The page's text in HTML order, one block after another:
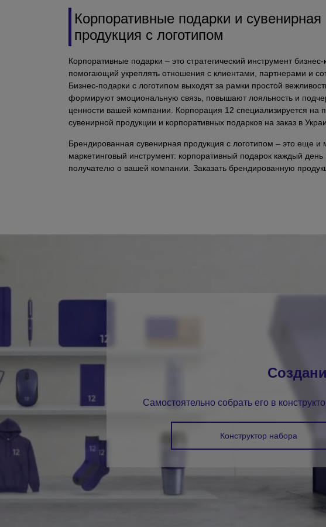
Корпоративные подарки и сувенирная
продукция с логотипом
Корпоративные подарки – это стратегический инструмент
помогающий укреплять отношения с клиентами, партнерами и
Бизнес-подарки с логотипом выходят за рамки простой
формируют эмоциональную связь, повышают лояльность и
ценности вашей компании. Корпорация 12 специализируется на
сувенирной продукции и корпоративных подарков на заказ в
Брендированная сувенирная продукция с логотипом – это еще
маркетинговый инструмент: корпоративный подарок каждый
получателю о вашей компании. Заказать брендированную
выделяет вас среди конкурентов.
Положительный корпоративный имидж
брендированных подарков каждый день работает на вашу
снижают текучесть кадров.
Способы брендирования
подарков
Лазерная гравировка
Премиальный облик, максимальная долговечность. Подходит для
Самостоятельно собрать его в
Конструктор набора